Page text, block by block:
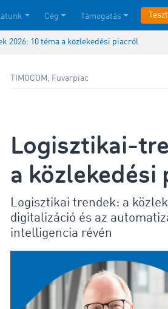
Cég Támogatás
2026: 10 téma a közlekedési piacról
TIMOCOM, Fuvarpiac
Logisztikai-
a közlekedési
Logisztikai trendek: a
digitalizáció és az
intelligencia révén